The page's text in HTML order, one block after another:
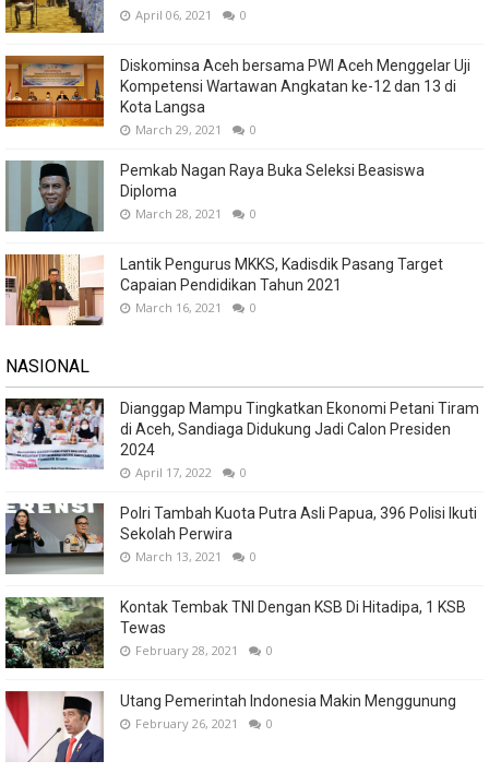
April 06, 2021 0
Diskominsa Aceh bersama PWI Aceh Menggelar Uji
Kompetensi Wartawan Angkatan ke-12 dan 13 di
Kota Langsa
March 29, 2021 0
Pemkab Nagan Raya Buka Seleksi Beasiswa
Diploma
March 28, 2021 0
Lantik Pengurus MKKS, Kadisdik Pasang Target
Capaian Pendidikan Tahun 2021
March 16, 2021 0
NASIONAL
Dianggap Mampu Tingkatkan Ekonomi Petani Tiram
di Aceh, Sandiaga Didukung Jadi Calon Presiden
2024
April 17, 2022 0
Polri Tambah Kuota Putra Asli Papua, 396 Polisi Ikuti
Sekolah Perwira
March 13, 2021 0
Kontak Tembak TNI Dengan KSB Di Hitadipa, 1 KSB
Tewas
February 28, 2021 0
Utang Pemerintah Indonesia Makin Menggunung
February 26, 2021 0